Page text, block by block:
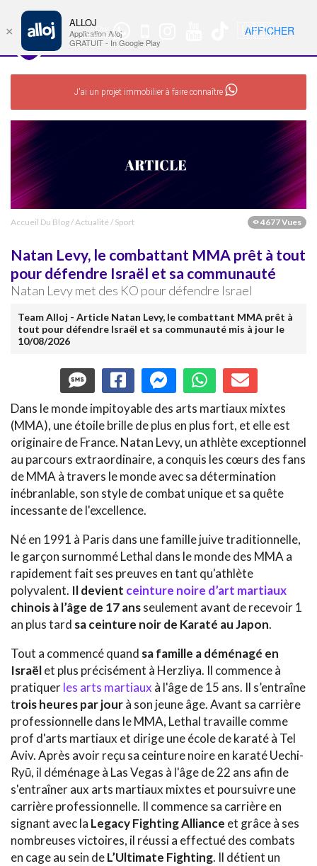
WhatsApp
🇺🇸 Nav
J'ai un projet immobilier à faire connaître
Accueil Du Blog/Actualité / Sport 4677 Vues
Natan Levy, le combattant MMA prêt à tout
pour défendre Israël et sa communauté
Natan Levy met des KO pour défendre Israel
Team Alloj - Article Natan Levy, le combattant MMA prêt à
tout pour défendre Israël et sa communauté mis à jour le
10/08/2026
Dans le monde impitoyable des arts martiaux mixtes
(MMA), une étoile brille de plus en plus fort, et elle est
originaire de France. Natan Levy, un athlète exceptionnel
au parcours extraordinaire, a conquis les cœurs des fans
de MMA à travers le monde avec sa détermination
inébranlable, son style de combat unique et sa quête
incessante de l'excellence.
Né en 1991 à Paris dans une famille juive traditionnelle,
le garçon surnommé Lethal dans le monde des MMA a
rapidement fait ses preuves en tant qu'athlète
polyvalent. Il devient ceinture noire d’art martiaux
chinois à l’âge de 17 ansseulement avant de recevoir 1
an plus tard sa ceinture noir de Karaté au Japon.
Tout a commencé quand sa famille a déménagé en
Israëlet plus précisément à Herzliya. Il commence à
pratiquerles arts martiaux à l'âge de 15 ans. Il s’entraîne
trois heures par jourà son jeune âge. Avant sa carrière
professionnelle dans le MMA, Lethal travaille comme
prof d'arts martiaux et dirige une école de karaté à Tel
Aviv. Après avoir reçu sa ceinture noire en karaté Uechi-
Ryū, il déménage à Las Vegas à l'âge de 22 ans afin de
s'entraîner aux arts martiaux mixtes et poursuivre une
carrière professionnelle. Il commence sa carrière en
signant avec la Legacy Fighting Alliance et grâce à ses
nombreuses victoires, il réussi a effectué des combats
en cage au sein deL’Ultimate Fighting. Il détient un
×
ALLOJ
Application Alloj
GRATUIT - In Google Play
AFFICHER